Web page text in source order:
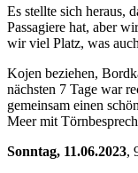
Es stellte sich heraus,
Passagiere hat, aber
wir viel Platz, was
Kojen beziehen,
nächsten 7 Tage war
gemeinsam einen
Meer mit
Sonntag, 11.06.2023,